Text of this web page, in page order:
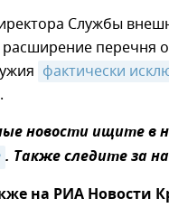
Службы
перечня
фактически
.
новости ищите в
. Также следите за
на РИА Новости